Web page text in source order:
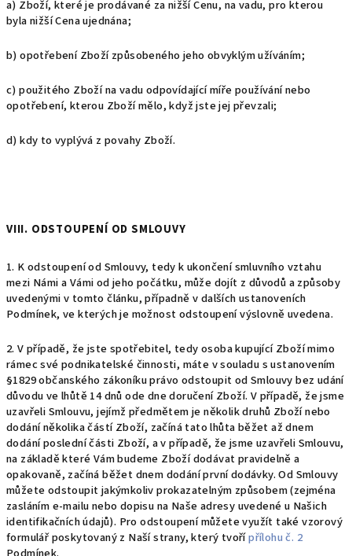
a) Zboží, které je prodávané za nižší Cenu, na vadu, pro kterou
byla nižší Cena ujednána;
b) opotřebení Zboží způsobeného jeho obvyklým užíváním;
c) použitého Zboží na vadu odpovídající míře používání nebo
opotřebení, kterou Zboží mělo, když jste jej převzali;
d) kdy to vyplývá z povahy Zboží.
VIII. ODSTOUPENÍ OD SMLOUVY
1. K odstoupení od Smlouvy, tedy k ukončení smluvního vztahu
mezi Námi a Vámi od jeho počátku, může dojít z důvodů a způsoby
uvedenými v tomto článku, případně v dalších ustanoveních
Podmínek, ve kterých je možnost odstoupení výslovně uvedena.
2.V případě, že jste spotřebitel, tedy osoba kupující Zboží mimo
rámec své podnikatelské činnosti, máte v souladu s ustanovením
§1829 občanského zákoníku právo odstoupit od Smlouvy bez udání
důvodu ve lhůtě 14 dnů ode dne doručení Zboží. V případě, že jsme
uzavřeli Smlouvu, jejímž předmětem je několik druhů Zboží nebo
dodání několika částí Zboží, začíná tato lhůta běžet až dnem
dodání poslední části Zboží, a v případě, že jsme uzavřeli Smlouvu,
na základě které Vám budeme Zboží dodávat pravidelně a
opakovaně, začíná běžet dnem dodání první dodávky. Od Smlouvy
můžete odstoupit jakýmkoliv prokazatelným způsobem (zejména
zasláním e-mailu nebo dopisu na Naše adresy uvedené u Našich
identifikačních údajů). Pro odstoupení můžete využít také vzorový
formulář poskytovaný z Naší strany, který tvořípřílohu č. 2